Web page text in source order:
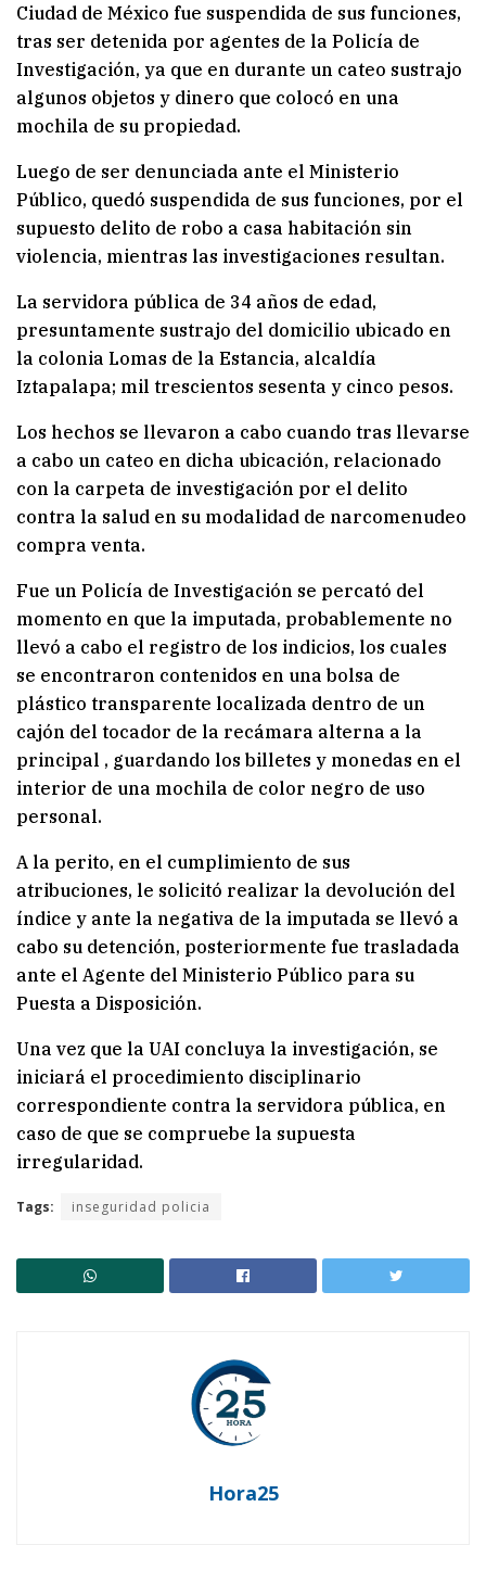
Ciudad de México fue suspendida de sus funciones,
tras ser detenida por agentes de la Policía de
Investigación, ya que en durante un cateo sustrajo
algunos objetos y dinero que colocó en una
mochila de su propiedad.
Luego de ser denunciada ante el Ministerio
Público, quedó suspendida de sus funciones, por el
supuesto delito de robo a casa habitación sin
violencia, mientras las investigaciones resultan.
La servidora pública de 34 años de edad,
presuntamente sustrajo del domicilio ubicado en
la colonia Lomas de la Estancia, alcaldía
Iztapalapa; mil trescientos sesenta y cinco pesos.
Los hechos se llevaron a cabo cuando tras llevarse
a cabo un cateo en dicha ubicación, relacionado
con la carpeta de investigación por el delito
contra la salud en su modalidad de narcomenudeo
compra venta.
Fue un Policía de Investigación se percató del
momento en que la imputada, probablemente no
llevó a cabo el registro de los indicios, los cuales
se encontraron contenidos en una bolsa de
plástico transparente localizada dentro de un
cajón del tocador de la recámara alterna a la
principal , guardando los billetes y monedas en el
interior de una mochila de color negro de uso
personal.
A la perito, en el cumplimiento de sus
atribuciones, le solicitó realizar la devolución del
índice y ante la negativa de la imputada se llevó a
cabo su detención, posteriormente fue trasladada
ante el Agente del Ministerio Público para su
Puesta a Disposición.
Una vez que la UAI concluya la investigación, se
iniciará el procedimiento disciplinario
correspondiente contra la servidora pública, en
caso de que se compruebe la supuesta
irregularidad.
Tags: inseguridad policia
Hora25